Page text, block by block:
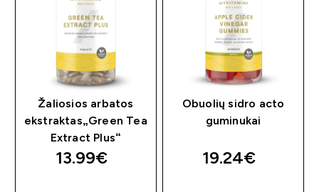
Žaliosios arbatos
ekstraktas„Green Tea
Extract Plus“
13.99€‎
Obuolių sidro acto
guminukai
19.24€‎